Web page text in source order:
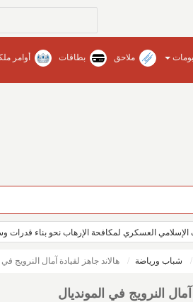
ملاحق بطاقات أوامر
للجامعات في محافظات المنطقة‏ / نبراس -
الإسلامي العسكري لمكافحة الإرهاب نحو بناء قدرات
شباب ورياضة هالاند جاهز لقيادة آمال النرويج في
آمال النرويج في المونديال